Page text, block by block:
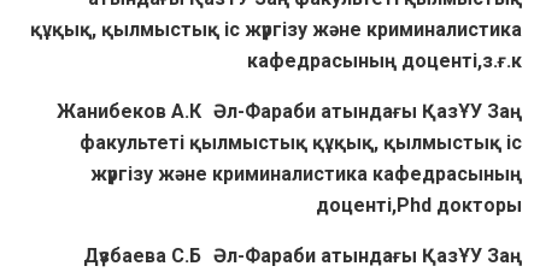
құқық, қылмыстық іс жүргізу және криминалистика
кафедрасының доценті,з.ғ.к
Жанибеков А.К Әл-Фараби атындағы ҚазҰУ Заң
факультеті қылмыстық құқық, қылмыстық іс
жүргізу және криминалистика кафедрасының
доценті,Phd докторы
Дүзбаева С.Б Әл-Фараби атындағы ҚазҰУ Заң